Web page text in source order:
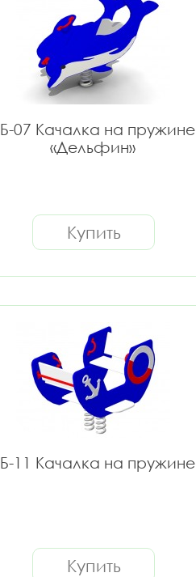
07 Качалка на пружине
«Дельфин»
Купить
11 Качалка на пружине
Купить